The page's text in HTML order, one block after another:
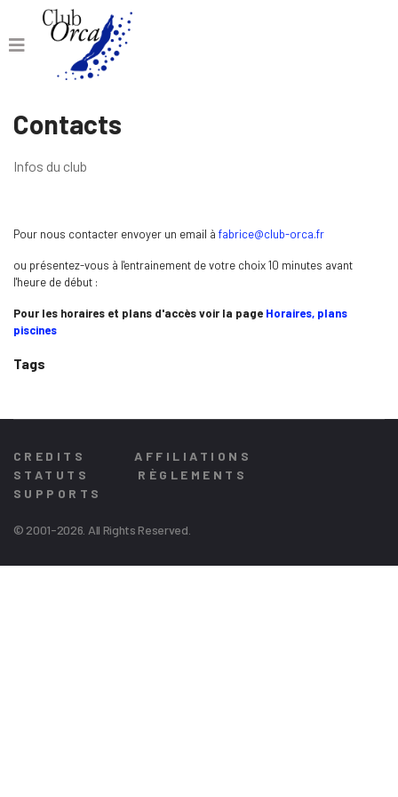
Contacts
Infos du club
Pour nous contacter envoyer un email à fabrice@club-orca.fr
ou présentez-vous à l'entrainement de votre choix 10 minutes avant
l'heure de début :
Pour les horaires et plans d'accès voir la page Horaires, plans
piscines
Tags
CREDITS
AFFILIATIONS
STATUTS
RÈGLEMENTS
SUPPORTS
© 2001-2026. All Rights Reserved.